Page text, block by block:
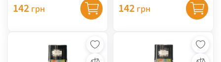
142 грн 142 грн